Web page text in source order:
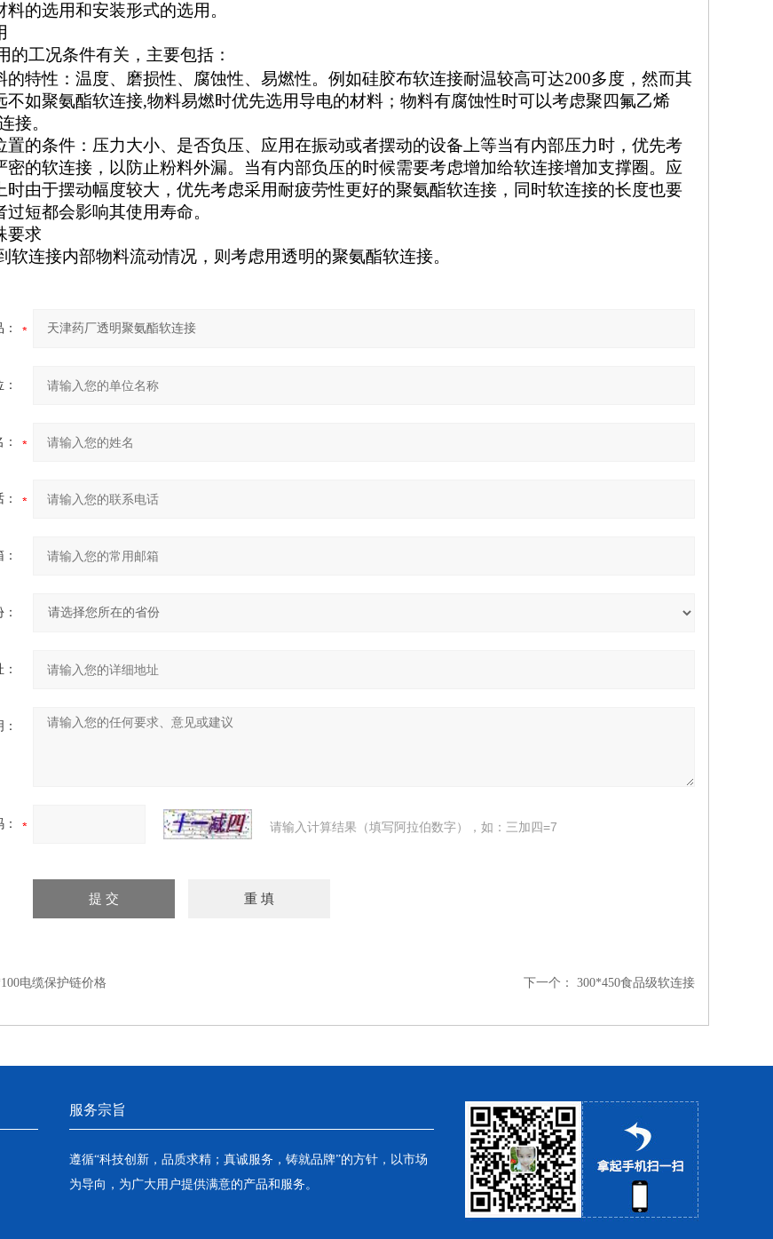
料的选用和安装形式的选用。
的工况条件有关，主要包括：
的特性：温度、磨损性、腐蚀性、易燃性。例如硅胶布软连接耐温较高可达200多度，然而其
不如聚氨酯软连接,物料易燃时优先选用导电的材料；物料有腐蚀性时可以考虑聚四氟乙烯
接。
置的条件：压力大小、是否负压、应用在振动或者摆动的设备上等当有内部压力时，优先考
密的软连接，以防止粉料外漏。当有内部负压的时候需要考虑增加给软连接增加支撑圈。 应
时由于摆动幅度较大，优先考虑采用耐疲劳性更好的聚氨酯软连接， 同时软连接的长度也要
过短都会影响其使用寿命。
要求
软连接内部物料流动情况，则考虑用透明的聚氨酯软连接。
请输入计算结果（填写阿拉伯数字），如：三加四=7
电缆保护链价格 下一个： 300*450食品级软连接
服务宗旨
遵循“科技创新，品质求精；真诚服务，铸就品牌”的方针，以市场
为导向，为广大用户提供满意的产品和服务。